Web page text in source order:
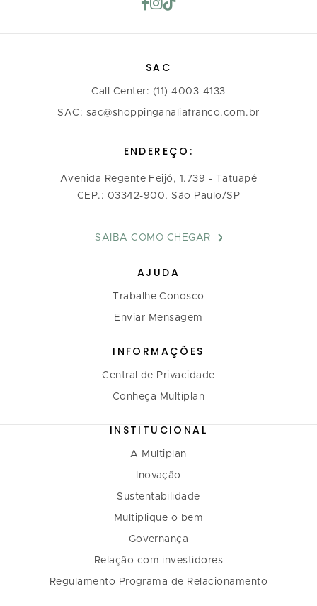
SAC
Call Center: (11) 4003-4133
SAC: sac@shoppinganaliafranco.com.br
ENDEREÇO:
Avenida Regente Feijó, 1.739 - Tatuapé
CEP.: 03342-900, São Paulo/SP
SAIBA COMO CHEGAR
AJUDA
Trabalhe Conosco
Enviar Mensagem
INFORMAÇÕES
Central de Privacidade
Conheça Multiplan
INSTITUCIONAL
A Multiplan
Inovação
Sustentabilidade
Multiplique o bem
Governança
Relação com investidores
Regulamento Programa de Relacionamento